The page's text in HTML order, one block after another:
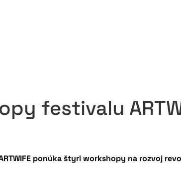
festivalu
ponúka štyri workshopy na rozvoj